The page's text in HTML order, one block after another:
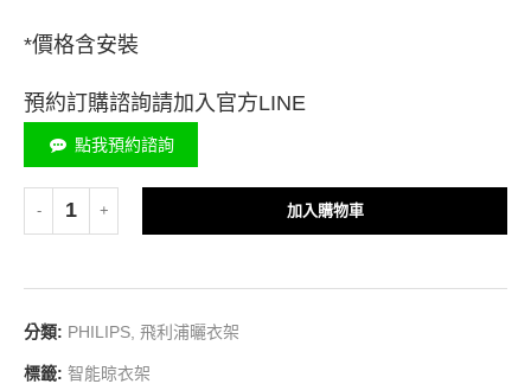
*價格含安裝
預約訂購諮詢請加入官方LINE
點我預約諮詢
加入購物車
分類: PHILIPS 飛利浦曬衣架
標籤: 智能晾衣架